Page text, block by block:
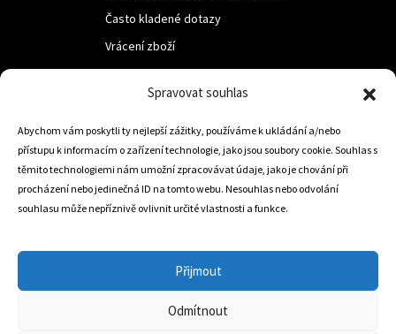
Spravovat souhlas
Abychom vám poskytli ty nejlepší zážitky, používáme k ukládání a/nebo
přístupu k informacím o zařízení technologie, jako jsou soubory cookie. Souhlas s
těmito technologiemi nám umožní zpracovávat údaje, jako je chování při
procházení nebo jedinečná ID na tomto webu. Nesouhlas nebo odvolání
souhlasu může nepříznivě ovlivnit určité vlastnosti a funkce.
Přijmout
Odmítnout
Často kladené dotazy
Vrácení zboží
LUF s.r.o.
Nám. M.R.Štefanika 518,
Trstená 02801
info@dojezdovakola.com